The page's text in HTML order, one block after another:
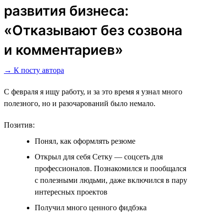
развития бизнеса:
«Отказывают без созвона
и комментариев»
→ К посту автора
С февраля я ищу работу, и за это время я узнал много
полезного, но и разочарований было немало.
Позитив:
Понял, как оформлять резюме
Открыл для себя Сетку ― соцсеть для
профессионалов. Познакомился и пообщался
с полезными людьми, даже включился в пару
интересных проектов
Получил много ценного фидбэка